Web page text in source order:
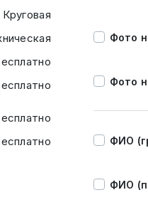
Круговая
Фото
Фото
ФИО
ФИО